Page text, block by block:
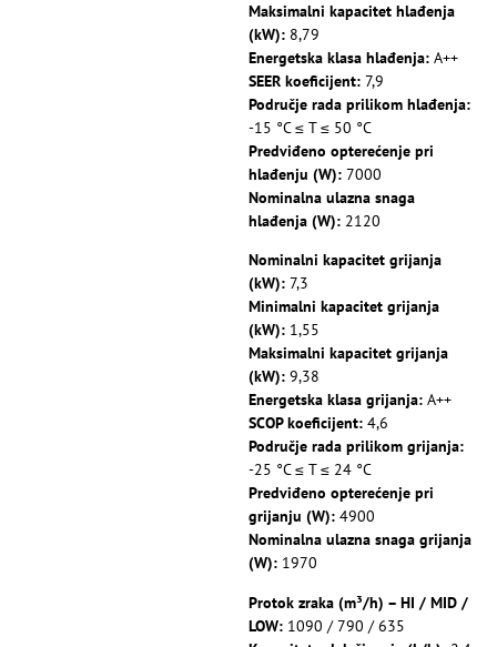
Maksimalni kapacitet hlađenja
(kW): 8,79
Energetska klasa hlađenja: A++
SEER koeficijent: 7,9
Područje rada prilikom hlađenja:
-15 °C ≤ T ≤ 50 °C
Predviđeno opterećenje pri
hlađenju (W): 7000
Nominalna ulazna snaga
hlađenja (W): 2120
Nominalni kapacitet grijanja
(kW): 7,3
Minimalni kapacitet grijanja
(kW): 1,55
Maksimalni kapacitet grijanja
(kW): 9,38
Energetska klasa grijanja: A++
SCOP koeficijent: 4,6
Područje rada prilikom grijanja:
-25 °C ≤ T ≤ 24 °C
Predviđeno opterećenje pri
grijanju (W): 4900
Nominalna ulazna snaga grijanja
(W): 1970
Protok zraka (m³/h) – HI / MID /
LOW: 1090 / 790 / 635